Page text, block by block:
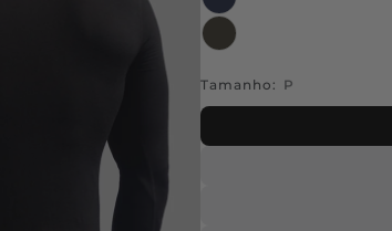
Tamanho: P